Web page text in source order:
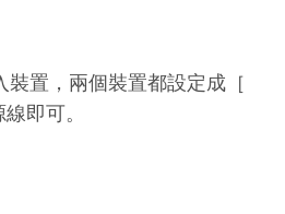
裝置，兩個裝置都設定成［
即可。